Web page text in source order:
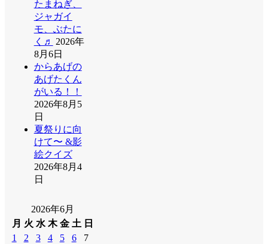
たまねぎ、
ジャガイ
モ、ぶたに
く♬
2026年
8月6日
からあげの
あげたくん
がいる！！
2026年8月5
日
夏祭りに向
けて〜 &影
絵クイズ
2026年8月4
日
2026年6月
月 火 水 木 金 土 日
1
2 3 4 5 6
7